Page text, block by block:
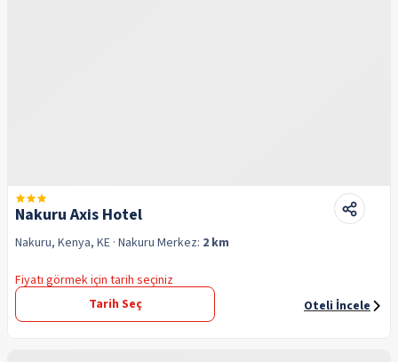
Nakuru Axis Hotel
Nakuru, Kenya, KE · Nakuru Merkez: 2 km
Fiyatı görmek için tarih seçiniz
Tarih Seç
Oteli İncele